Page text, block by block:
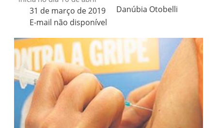
31 de março de 2019
Danúbia Otobelli 
E-mail não disponível